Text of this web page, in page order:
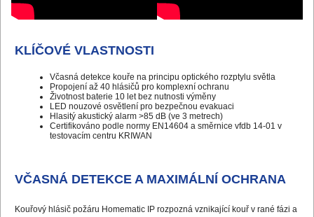
KLÍČOVÉ VLASTNOSTI
Včasná detekce kouře na principu optického rozptylu světla
Propojení až 40 hlásičů pro komplexní ochranu
Životnost baterie 10 let bez nutnosti výměny
LED nouzové osvětlení pro bezpečnou evakuaci
Hlasitý akustický alarm >85 dB (ve 3 metrech)
Certifikováno podle normy EN14604 a směrnice vfdb 14-01 v
testovacím centru KRIWAN
VČASNÁ DETEKCE A MAXIMÁLNÍ OCHRANA
Kouřový hlásič požáru Homematic IP rozpozná vznikající kouř v rané fázi a